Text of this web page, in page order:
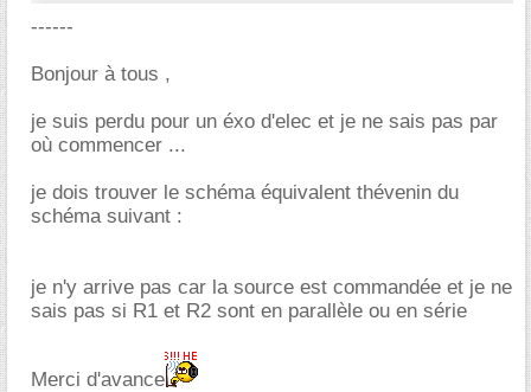
------
Bonjour à tous ,
je suis perdu pour un éxo d'elec et je ne sais pas par
où commencer ...
je dois trouver le schéma équivalent thévenin du
schéma suivant :
je n'y arrive pas car la source est commandée et je ne
sais pas si R1 et R2 sont en parallèle ou en série
Merci d'avance